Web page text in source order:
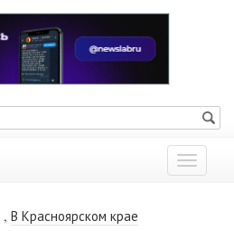
Показать
меню
, В Красноярском крае